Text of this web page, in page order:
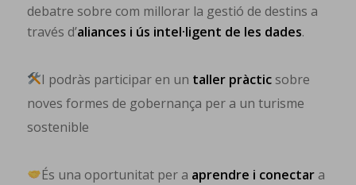
debatre sobre com millorar la gestió de destins a
través d’aliances i ús intel·ligent de les dades.
I podràs participar en un taller pràcticsobre
noves formes de gobernança per a un turisme
sostenible
És una oportunitat per a aprendre i conectara